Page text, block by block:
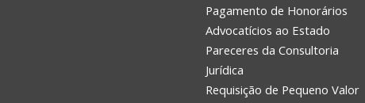
Pagamento de Honorários
Advocatícios ao Estado
Pareceres da Consultoria
Jurídica
Requisição de Pequeno Valor